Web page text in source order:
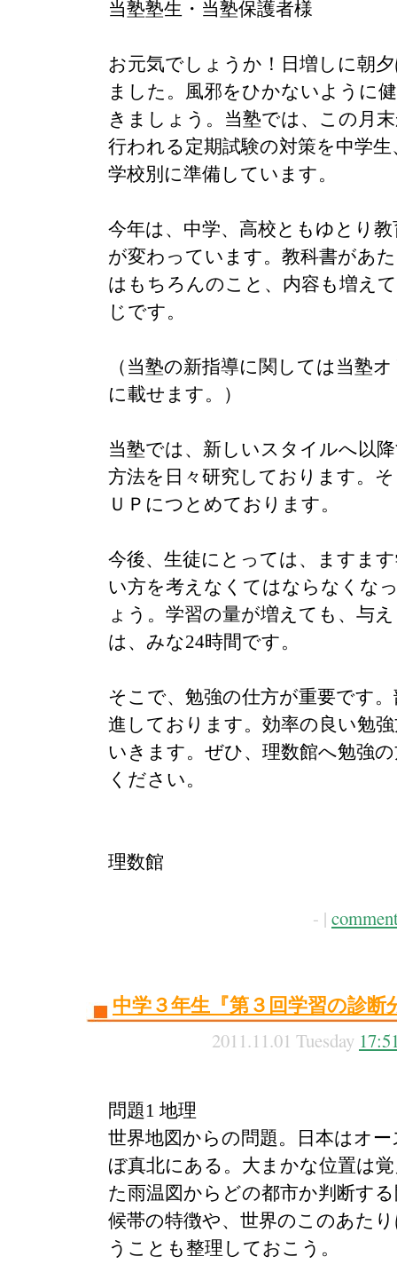
当塾塾生・当塾保護者様
お元気でしょうか！日増しに朝
ました。風邪をひかないように
きましょう。当塾では、この月
行われる定期試験の対策を中学
学校別に準備しています。
今年は、中学、高校ともゆとり
が変わっています。教科書があ
はもちろんのこと、内容も増え
じです。
（当塾の新指導に関しては当塾
に載せます。）
当塾では、新しいスタイルへ以
方法を日々研究しております。
ＵＰにつとめております。
今後、生徒にとっては、ますま
い方を考えなくてはならなくな
ょう。学習の量が増えても、与
は、みな24時間です。
そこで、勉強の仕方が重要です
進しております。効率の良い勉
いきます。ぜひ、理数館へ勉強
ください。
理数館
- |
中学３年生『第３回学習の診断
2011.11.01 Tuesday
問題1 地理
世界地図からの問題。日本はオ
ぼ真北にある。大まかな位置は
た雨温図からどの都市か判断す
候帯の特徴や、世界のこのあた
うことも整理しておこう。